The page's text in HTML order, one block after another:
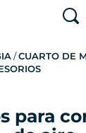
/CUARTO DE
para